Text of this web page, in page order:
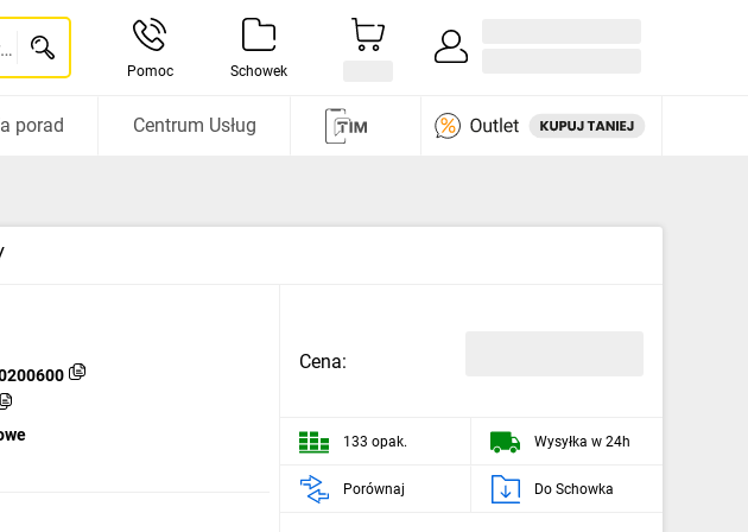
Szukaj po nazwie, indeksie, producencie, kodzie kreskowym...
Pomoc Schowek
porad Centrum Usług
Cena:
133 opak. Wysyłka w 24h
Porównaj Do Schowka